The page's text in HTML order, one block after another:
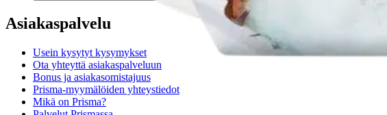
Asiakaspalvelu
Usein kysytyt kysymykset
Ota yhteyttä asiakaspalveluun
Bonus ja asiakasomistajuus
Prisma-myymälöiden yhteystiedot
Mikä on Prisma?